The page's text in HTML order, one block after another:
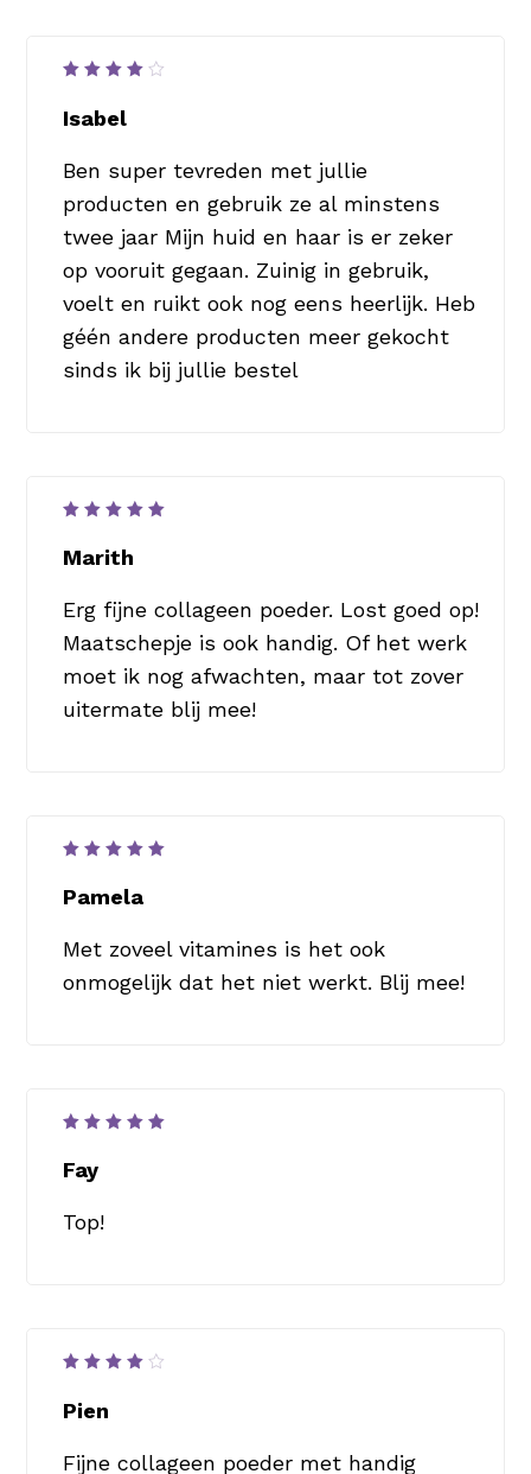
4
uit
5
Isabel
Ben super tevreden met jullie
producten en gebruik ze al minstens
twee jaar Mijn huid en haar is er zeker
op vooruit gegaan. Zuinig in gebruik,
voelt en ruikt ook nog eens heerlijk. Heb
géén andere producten meer gekocht
sinds ik bij jullie bestel
5 uit 5
Marith
Erg fijne collageen poeder. Lost goed op!
Maatschepje is ook handig. Of het werk
moet ik nog afwachten, maar tot zover
uitermate blij mee!
5 uit 5
Pamela
Met zoveel vitamines is het ook
onmogelijk dat het niet werkt. Blij mee!
5
Fay
Top!
4uit
5
Pien
Fijne collageen poeder met handig